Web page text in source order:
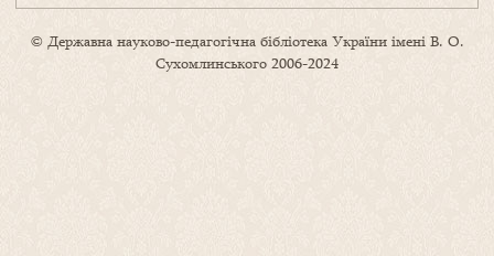
© Державна науково-педагогічна бібліотека України імені В. О.
Сухомлинського 2006-2024